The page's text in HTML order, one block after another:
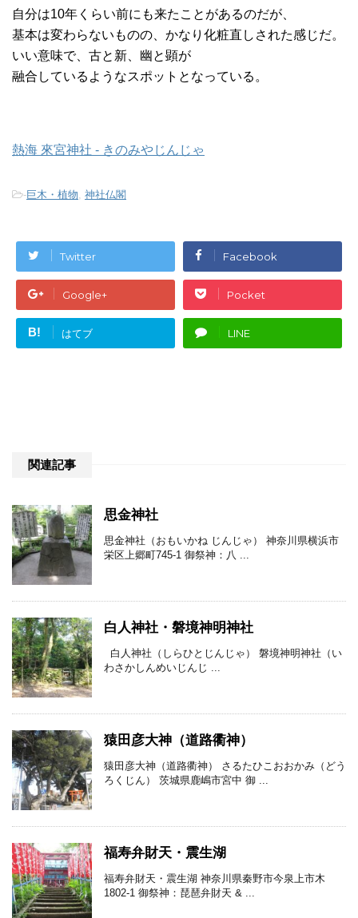
自分は10年くらい前にも来たことがあるのだが、
基本は変わらないものの、かなり化粧直しされた感じだ。
いい意味で、古と新、幽と顕が
融合しているようなスポットとなっている。
熱海 來宮神社 - きのみやじんじゃ
-巨木・植物, 神社仏閣
Twitter Facebook
Google+ Pocket
B! はてブ LINE
関連記事
思金神社
思金神社（おもいかね じんじゃ） 神奈川県横浜市
栄区上郷町745-1 御祭神：八 ...
白人神社・磐境神明神社
白人神社（しらひとじんじゃ） 磐境神明神社（い
わさかしんめいじんじ ...
猿田彦大神（道路衢神）
猿田彦大神（道路衢神） さるたひこおおかみ（どう
ろくじん） 茨城県鹿嶋市宮中 御 ...
福寿弁財天・震生湖
福寿弁財天・震生湖 神奈川県秦野市今泉上市木
1802-1 御祭神：琵琶弁財天 & ...